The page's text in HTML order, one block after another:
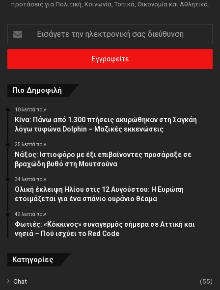
προτάσεις για Πολιτική, Κοινωνία, Τοπικά, Οικονομία και Αθλητικά.
Εισάγετε
την
ηλεκτρονική
διεύθυνση
Πιο Δημοφιλή
10 λεπτά πρίν
Κίνα: Πάνω από 1.300 πτήσεις ακυρώθηκαν στη Σαγκάη
λόγω τυφώνα Dolphin – Μαζικές εκκενώσεις
25 λεπτά πρίν
Νάξος: Ιστιοφόρο με έξι επιβαίνοντες προσάραξε σε
βραχώδη βυθό στη Μουτσούνα
34 λεπτά πρίν
Ολική έκλειψη Ηλίου στις 12 Αυγούστου: Η Ευρώπη
ετοιμάζεται για ένα σπάνιο ουράνιο θέαμα
49 λεπτά πρίν
Φωτιές: «Κόκκινος» συναγερμός σήμερα σε Αττική και
νησιά – Πού ισχύει το Red Code
Κατηγορίες
Chat
(55)